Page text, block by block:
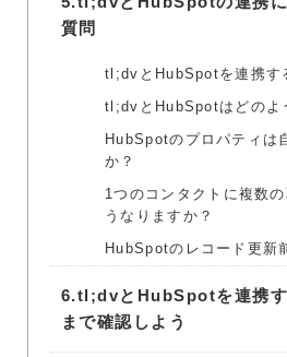
質問
tl;dvとHubSpotを連携す
tl;dvとHubSpotはどのよ
HubSpotのプロパティは
か？
1つのコンタクトに複数
うなりますか？
HubSpotのレコード更新
6.tl;dvとHubSpotを連携す
まで確認しよう